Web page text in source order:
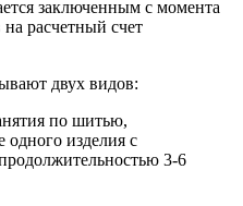
заключенным с момента
расчетный счет
двух видов:
по шитью,
одного изделия с
3-6